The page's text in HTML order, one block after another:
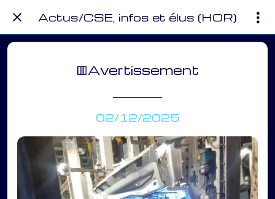
Actus/CSE, infos et élus (HOR)
🟥Avertissement
02/12/2025